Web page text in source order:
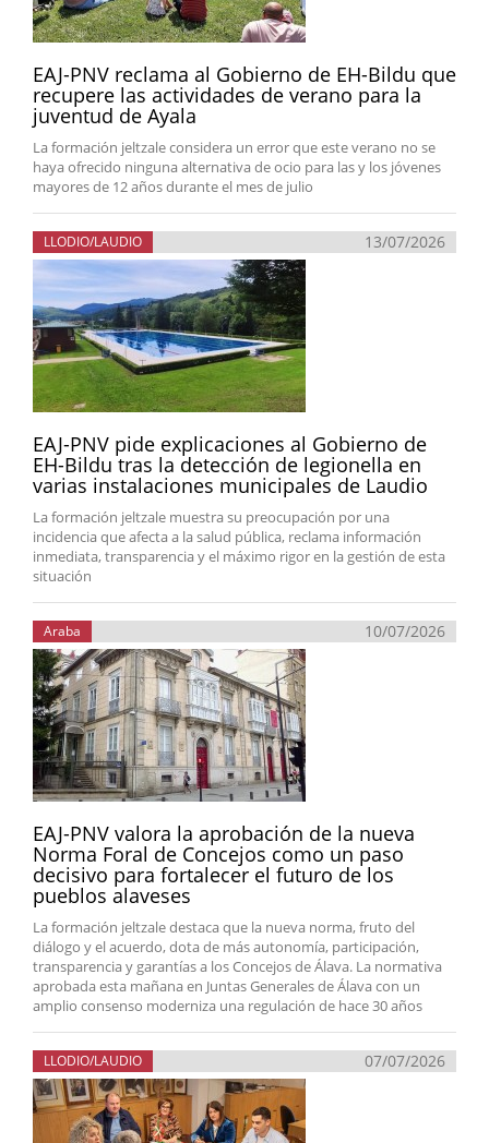
EAJ-PNV reclama al Gobierno de EH-Bildu que
recupere las actividades de verano para la
juventud de Ayala
La formación jeltzale considera un error que este verano no se
haya ofrecido ninguna alternativa de ocio para las y los jóvenes
mayores de 12 años durante el mes de julio
LLODIO/LAUDIO 13/07/2026
EAJ-PNV pide explicaciones al Gobierno de
EH-Bildu tras la detección de legionella en
varias instalaciones municipales de Laudio
La formación jeltzale muestra su preocupación por una
incidencia que afecta a la salud pública, reclama información
inmediata, transparencia y el máximo rigor en la gestión de esta
situación
Araba 10/07/2026
EAJ-PNV valora la aprobación de la nueva
Norma Foral de Concejos como un paso
decisivo para fortalecer el futuro de los
pueblos alaveses
La formación jeltzale destaca que la nueva norma, fruto del
diálogo y el acuerdo, dota de más autonomía, participación,
transparencia y garantías a los Concejos de Álava. La normativa
aprobada esta mañana en Juntas Generales de Álava con un
amplio consenso moderniza una regulación de hace 30 años
LLODIO/LAUDIO 07/07/2026